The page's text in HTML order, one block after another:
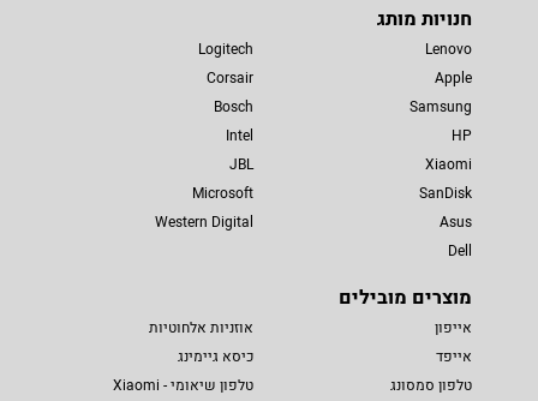
חנויות מותג
Lenovo
Apple
Samsung
HP
Xiaomi
SanDisk
Asus
Dell
Logitech
Corsair
Bosch
Intel
JBL
Microsoft
Western Digital
מוצרים מובילים
אייפון
אייפד
טלפון סמסונג
אוזניות אלחוטיות
כיסא גיימינג
טלפון שיאומי - Xiaomi